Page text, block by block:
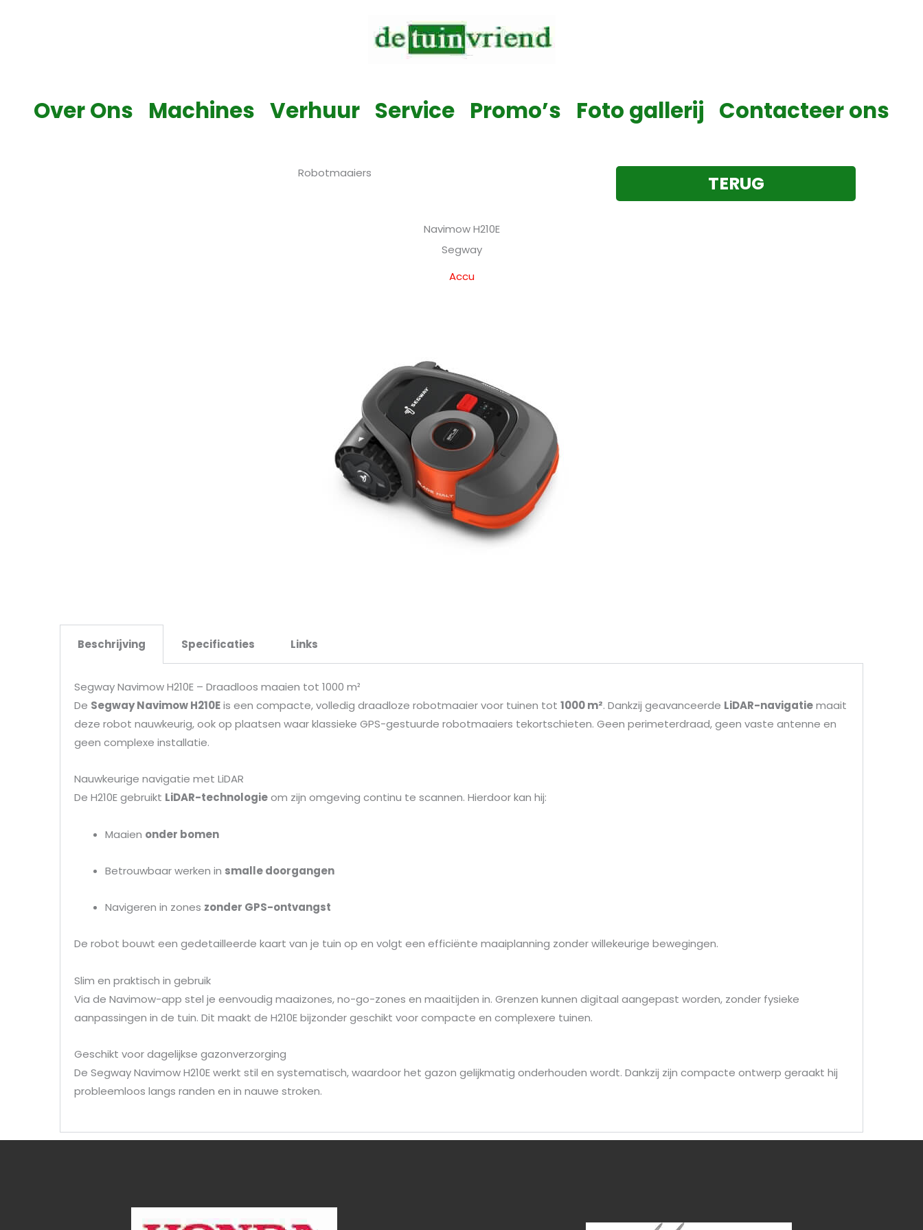
Over Ons Machines Verhuur Service Promo’s Foto gallerij Contacteer ons
Robotmaaiers TERUG
Navimow H210E
Segway
Accu
Beschrijving Specificaties Links
Segway Navimow H210E – Draadloos maaien tot 1000 m²
De Segway Navimow H210Eis een compacte, volledig draadloze robotmaaier voor tuinen tot 1000 m². Dankzij geavanceerde LiDAR-navigatiemaait
deze robot nauwkeurig, ook op plaatsen waar klassieke GPS-gestuurde robotmaaiers tekortschieten. Geen perimeterdraad, geen vaste antenne en
geen complexe installatie.
Nauwkeurige navigatie met LiDAR
De H210E gebruikt LiDAR-technologieom zijn omgeving continu te scannen. Hierdoor kan hij:
Maaien onder bomen
Betrouwbaar werken in smalle doorgangen
Navigeren in zones zonder GPS-ontvangst
De robot bouwt een gedetailleerde kaart van je tuin op en volgt een efficiënte maaiplanning zonder willekeurige bewegingen.
Slim en praktisch in gebruik
Via de Navimow-app stel je eenvoudig maaizones, no-go-zones en maaitijden in. Grenzen kunnen digitaal aangepast worden, zonder fysieke
aanpassingen in de tuin. Dit maakt de H210E bijzonder geschikt voor compacte en complexere tuinen.
Geschikt voor dagelijkse gazonverzorging
De Segway Navimow H210E werkt stil en systematisch, waardoor het gazon gelijkmatig onderhouden wordt. Dankzij zijn compacte ontwerp geraakt hij
probleemloos langs randen en in nauwe stroken.